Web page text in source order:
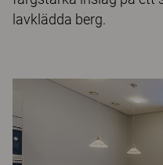
lavklädda berg.